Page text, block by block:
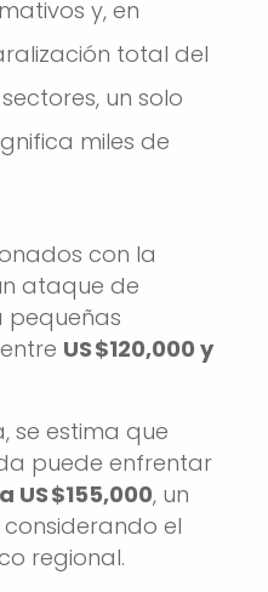
y, en
total del
un solo
miles de
con la
ataque de
pequeñas
US $120,000 y
se estima que
puede enfrentar
$155,000, un
el
regional.